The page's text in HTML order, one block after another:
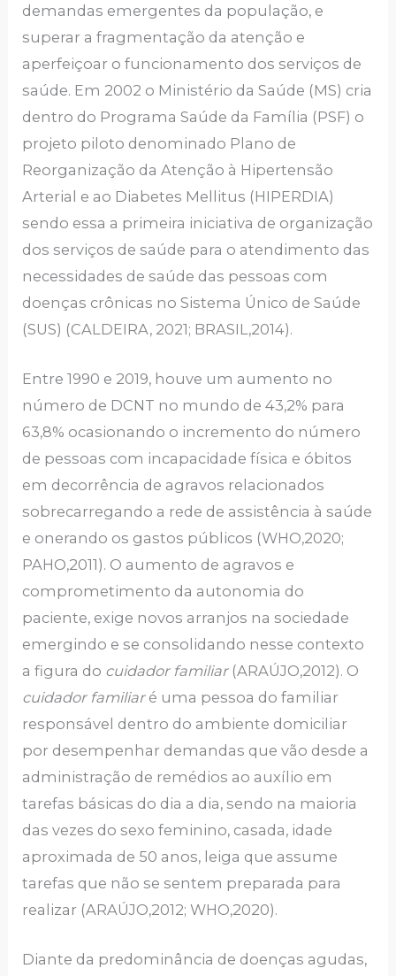
demandas emergentes da população, e
superar a fragmentação da atenção e
aperfeiçoar o funcionamento dos serviços de
saúde. Em 2002 o Ministério da Saúde (MS) cria
dentro do Programa Saúde da Família (PSF) o
projeto piloto denominado Plano de
Reorganização da Atenção à Hipertensão
Arterial e ao Diabetes Mellitus (HIPERDIA)
sendo essa a primeira iniciativa de organização
dos serviços de saúde para o atendimento das
necessidades de saúde das pessoas com
doenças crônicas no Sistema Único de Saúde
(SUS) (CALDEIRA, 2021; BRASIL,2014).
Entre 1990 e 2019, houve um aumento no
número de DCNT no mundo de 43,2% para
63,8% ocasionando o incremento do número
de pessoas com incapacidade física e óbitos
em decorrência de agravos relacionados
sobrecarregando a rede de assistência à saúde
e onerando os gastos públicos (WHO,2020;
PAHO,2011). O aumento de agravos e
comprometimento da autonomia do
paciente, exige novos arranjos na sociedade
emergindo e se consolidando nesse contexto
a figura do cuidador familiar(ARAÚJO,2012). O
cuidador familiaré uma pessoa do familiar
responsável dentro do ambiente domiciliar
por desempenhar demandas que vão desde a
administração de remédios ao auxílio em
tarefas básicas do dia a dia, sendo na maioria
das vezes do sexo feminino, casada, idade
aproximada de 50 anos, leiga que assume
tarefas que não se sentem preparada para
realizar (ARAÚJO,2012; WHO,2020).
Diante da predominância de doenças agudas,